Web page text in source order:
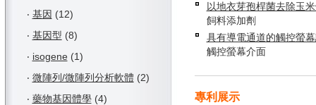
‧ 基因 (12)
‧ 基因型 (8)
‧ isogene(1)
‧ 微陣列/微陣列分析軟體 (2)
‧ 藥物基因體學(4)
以地衣芽孢桿菌去除玉
飼料添加劑
具有導電通道的觸控螢
觸控螢幕介面
專利展示